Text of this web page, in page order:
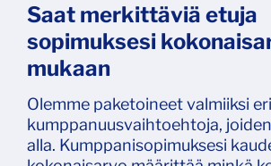
Saat merkittäviä etuja
sopimuksesi
mukaan
Olemme paketoineet valmiiksi
kumppanuusvaihtoehtoja,
alla. Kumppanisopimuksesi